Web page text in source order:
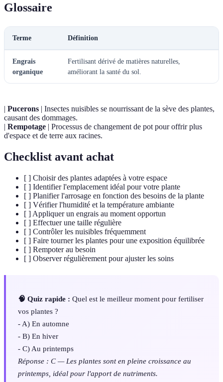
Glossaire
Terme Définition
Engrais
organique
Fertilisant dérivé de matières naturelles,
améliorant la santé du sol.
| Pucerons | Insectes nuisibles se nourrissant de la sève des plantes,
causant des dommages.
| Rempotage | Processus de changement de pot pour offrir plus
d'espace et de terre aux racines.
Checklist avant achat
[ ] Choisir des plantes adaptées à votre espace
[ ] Identifier l'emplacement idéal pour votre plante
[ ] Planifier l'arrosage en fonction des besoins de la plante
[ ] Vérifier l'humidité et la température ambiante
[ ] Appliquer un engrais au moment opportun
[ ] Effectuer une taille régulière
[ ] Contrôler les nuisibles fréquemment
[ ] Faire tourner les plantes pour une exposition équilibrée
[ ] Rempoter au besoin
[ ] Observer régulièrement pour ajuster les soins
🧠 Quiz rapide : Quel est le meilleur moment pour fertiliser
vos plantes ?
- A) En automne
- B) En hiver
- C) Au printemps
Réponse : C — Les plantes sont en pleine croissance au
printemps, idéal pour l'apport de nutriments.